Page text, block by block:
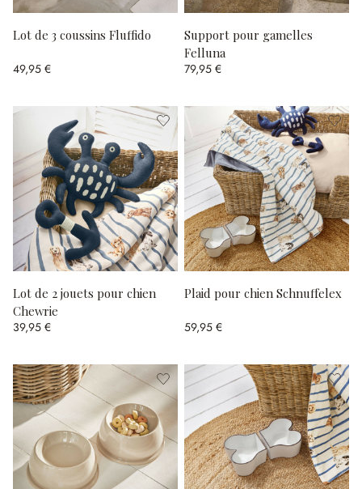
Lot de 3 coussins Fluffido
49,95 €
Support pour gamelles
Felluna
79,95 €
Lot de 2 jouets pour chien
Chewrie
39,95 €
Plaid pour chien Schnuffelex
59,95 €